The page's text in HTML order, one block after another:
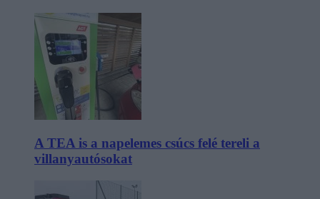
A TEA is a napelemes csúcs felé tereli a
villanyautósokat